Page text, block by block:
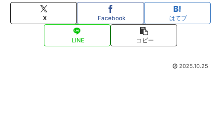
X Facebook はてブ
LINE コピー
2025.10.25